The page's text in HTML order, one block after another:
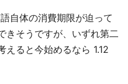
自体の消費期限が迫って
きそうですが、いずれ第二
えると今始めるなら 1.12